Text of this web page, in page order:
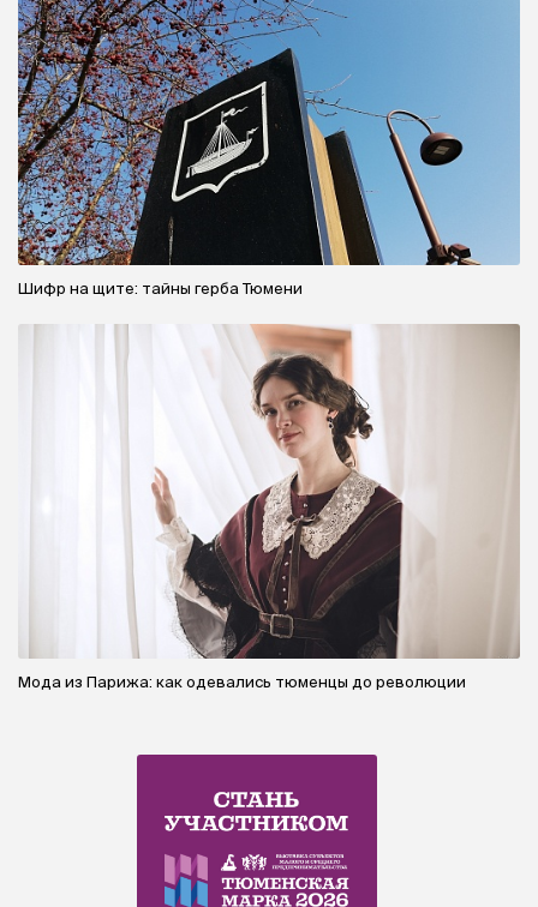
Шифр на щите: тайны герба Тюмени
Мода из Парижа: как одевались тюменцы до революции